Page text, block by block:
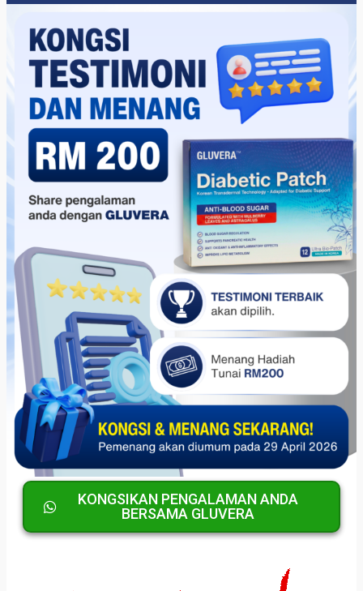
KONGSIKAN PENGALAMAN ANDA
BERSAMA GLUVERA